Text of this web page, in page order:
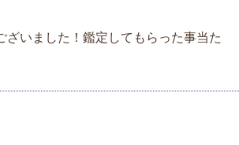
ざいました！鑑定してもらった事当た